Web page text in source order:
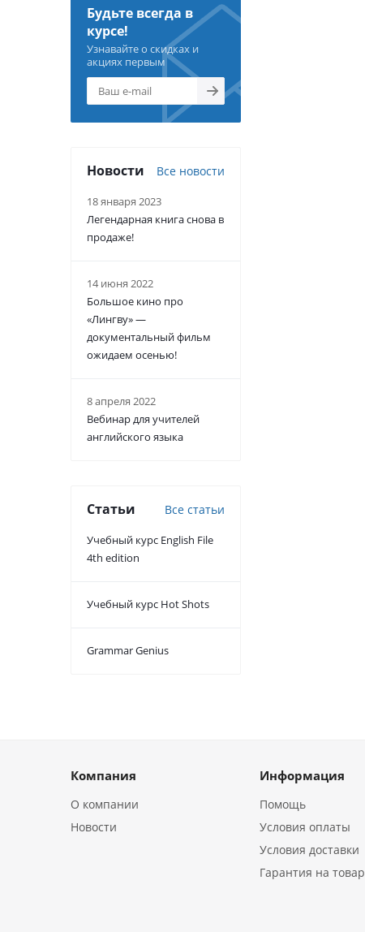
Будьте всегда в
курсе!
Узнавайте о скидках и
акциях первым
Новости Все новости
18 января 2023
Легендарная книга снова в
продаже!
14 июня 2022
Большое кино про
«Лингву» —
документальный фильм
ожидаем осенью!
8 апреля 2022
Вебинар для учителей
английского языка
Статьи Все статьи
Учебный курс English File
4th edition
Учебный курс Hot Shots
Grammar Genius
Компания
О компании
Новости
Информация
Помощь
Условия оплаты
Условия доставки
Гарантия на товар